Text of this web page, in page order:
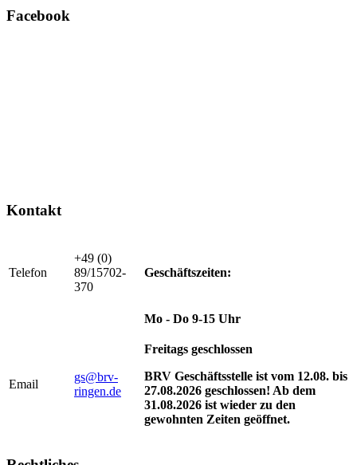
Facebook
Kontakt
Telefon
+49 (0)
89/15702-
370
Geschäftszeiten:
Mo - Do 9-15 Uhr
Email
gs@brv-
ringen.de
Freitags geschlossen
BRV Geschäftsstelle ist vom 12.08. bis
27.08.2026 geschlossen! Ab dem
31.08.2026 ist wieder zu den
gewohnten Zeiten geöffnet.